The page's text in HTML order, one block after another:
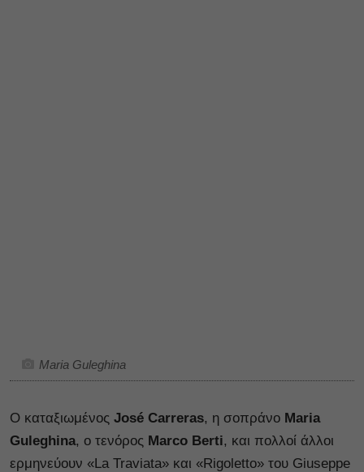
Maria Guleghina
Ο καταξιωμένος José Carreras, η σοπράνο Maria
Guleghina, ο τενόρος Marco Berti, και πολλοί άλλοι
ερμηνεύουν «La Traviata» και «Rigoletto» του Giuseppe